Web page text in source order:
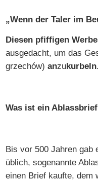
„Wenn der Taler im
Diesen pfiffigen
ausgedacht, um das
grzechów) anzukurbeln
Was ist ein
Bis vor 500 Jahren gab
üblich, sogenannte
einen Brief kaufte, dem